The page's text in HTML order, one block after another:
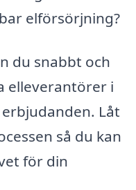
elförsörjning?
du snabbt och
elleverantörer i
Låt
så du kan
för din